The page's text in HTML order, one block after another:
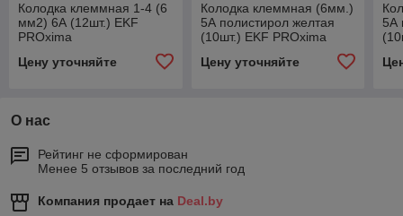
Колодка клеммная 1-4 (6
мм2) 6А (12шт.) EKF
PROxima
Цену уточняйте
Колодка клеммная (6мм.)
5А полистирол желтая
(10шт.) EKF PROxima
Цену уточняйте
5А
О нас
Рейтинг не сформирован
Менее 5 отзывов за последний год
Компания продает на Deal.by